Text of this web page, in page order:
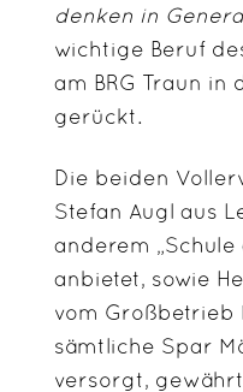
denken in
wichtige Beruf
am BRG Traun in
gerückt.
Die beiden
Stefan Augl aus
anderem „Schule
anbietet, sowie
vom Großbetrieb
sämtliche Spar
versorgt,